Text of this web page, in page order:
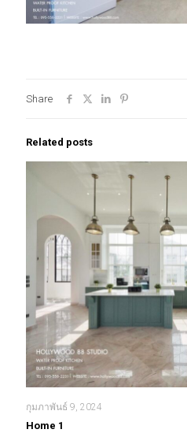
Share
Related posts
กุมภาพันธ์ 9, 2024
Home 1